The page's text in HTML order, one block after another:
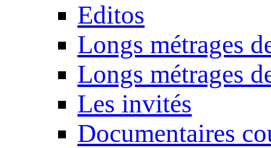
Editos
Longs métrages
Longs métrages
Les invités
Documentaires